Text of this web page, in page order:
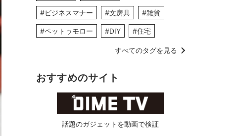
#ビジネスマナー #文房具 #雑貨
#ペットゥモロー #DIY #住宅
すべてのタグを見る
おすすめのサイト
話題のガジェットを動画で検証